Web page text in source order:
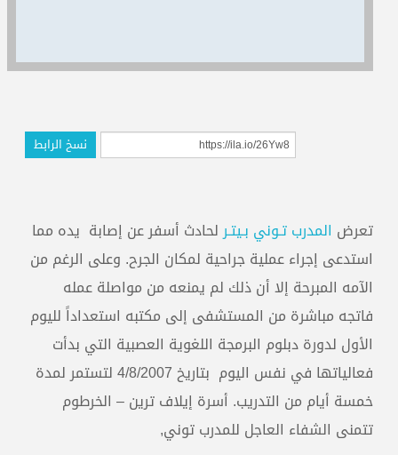
نسخ الرابط
تعرض المدرب تـوني بـيتـرلحادث أسفر عن إصابة يده مما
استدعى إجراء عملية جراحية لمكان الجرح. وعلى الرغم من
الآمه المبرحة إلا أنذلك لم يمنعه من مواصلة عمله
فاتجه مباشرة من المستشفى إلى مكتبه استعداداً لليوم
الأول لدورة دبلوم البرمجة اللغوية العصبية التي بدأت
فعالياتها في نفس اليوم
بتاريخ 4/8/2007 لتستمر لمدة
خمسة أيام من التدريب. أسرة إيلاف ترين – الخرطوم
تتمنى الشفاء العاجل للمدرب توني,